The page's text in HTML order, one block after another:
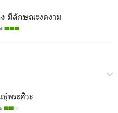
มีลักษณะงดงาม
พระศิวะ